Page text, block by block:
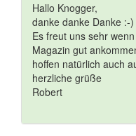
Hallo Knogger,
danke danke Danke :-)
Es freut uns sehr
Magazin gut
hoffen natürlich auch
herzliche grüße
Robert